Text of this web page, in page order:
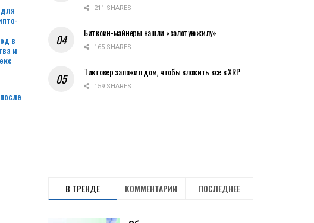
в
и
211 SHARES
Биткоин-майнеры нашли «золотую жилу»
165 SHARES
Тиктокер заложил дом, чтобы вложить все в XRP
159 SHARES
В ТРЕНДЕ КОММЕНТАРИИ ПОСЛЕДНЕЕ